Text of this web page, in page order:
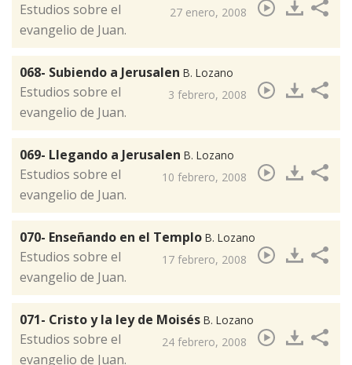
27 enero, 2008
Estudios sobre el
evangelio de Juan.
068- Subiendo a Jerusalen B. Lozano
3 febrero, 2008
​Estudios sobre el
evangelio de Juan.
069- Llegando a Jerusalen B. Lozano
10 febrero, 2008
​Estudios sobre el
evangelio de Juan.
070- Enseñando en el Templo B. Lozano
17 febrero, 2008
​Estudios sobre el
evangelio de Juan.
071- Cristo y la ley de Moisés B. Lozano
24 febrero, 2008
​Estudios sobre el
evangelio de Juan.